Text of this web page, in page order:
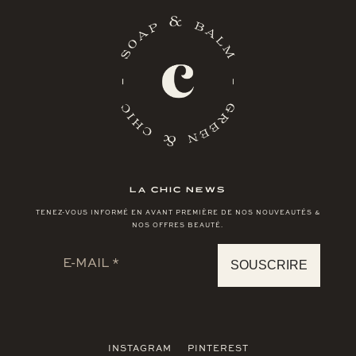
LA CHIC NEWS
TENEZ-VOUS INFORMÉ EN AVANT PREMIÈRE DE NOS NOUVEAUTÉS &
NOS OFFRES BEAUTÉ.
INSTAGRAM PINTEREST